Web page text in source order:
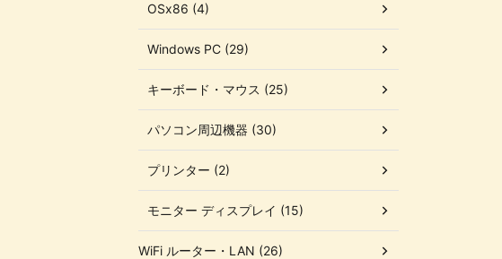
OSx86 (4)
Windows PC (29)
キーボード・マウス (25)
パソコン周辺機器 (30)
プリンター (2)
モニター ディスプレイ (15)
WiFi ルーター・LAN (26)